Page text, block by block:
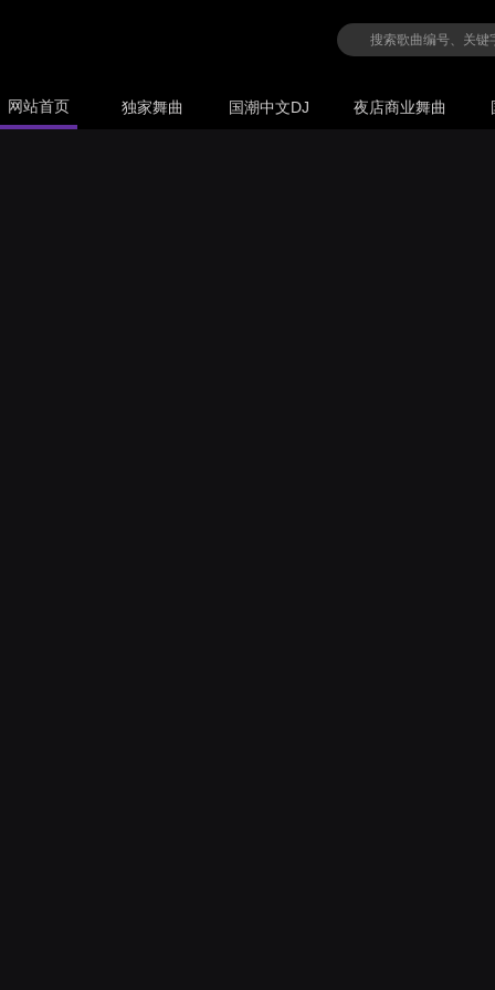
网站首页 独家舞曲 国潮中文DJ 夜店商业舞曲